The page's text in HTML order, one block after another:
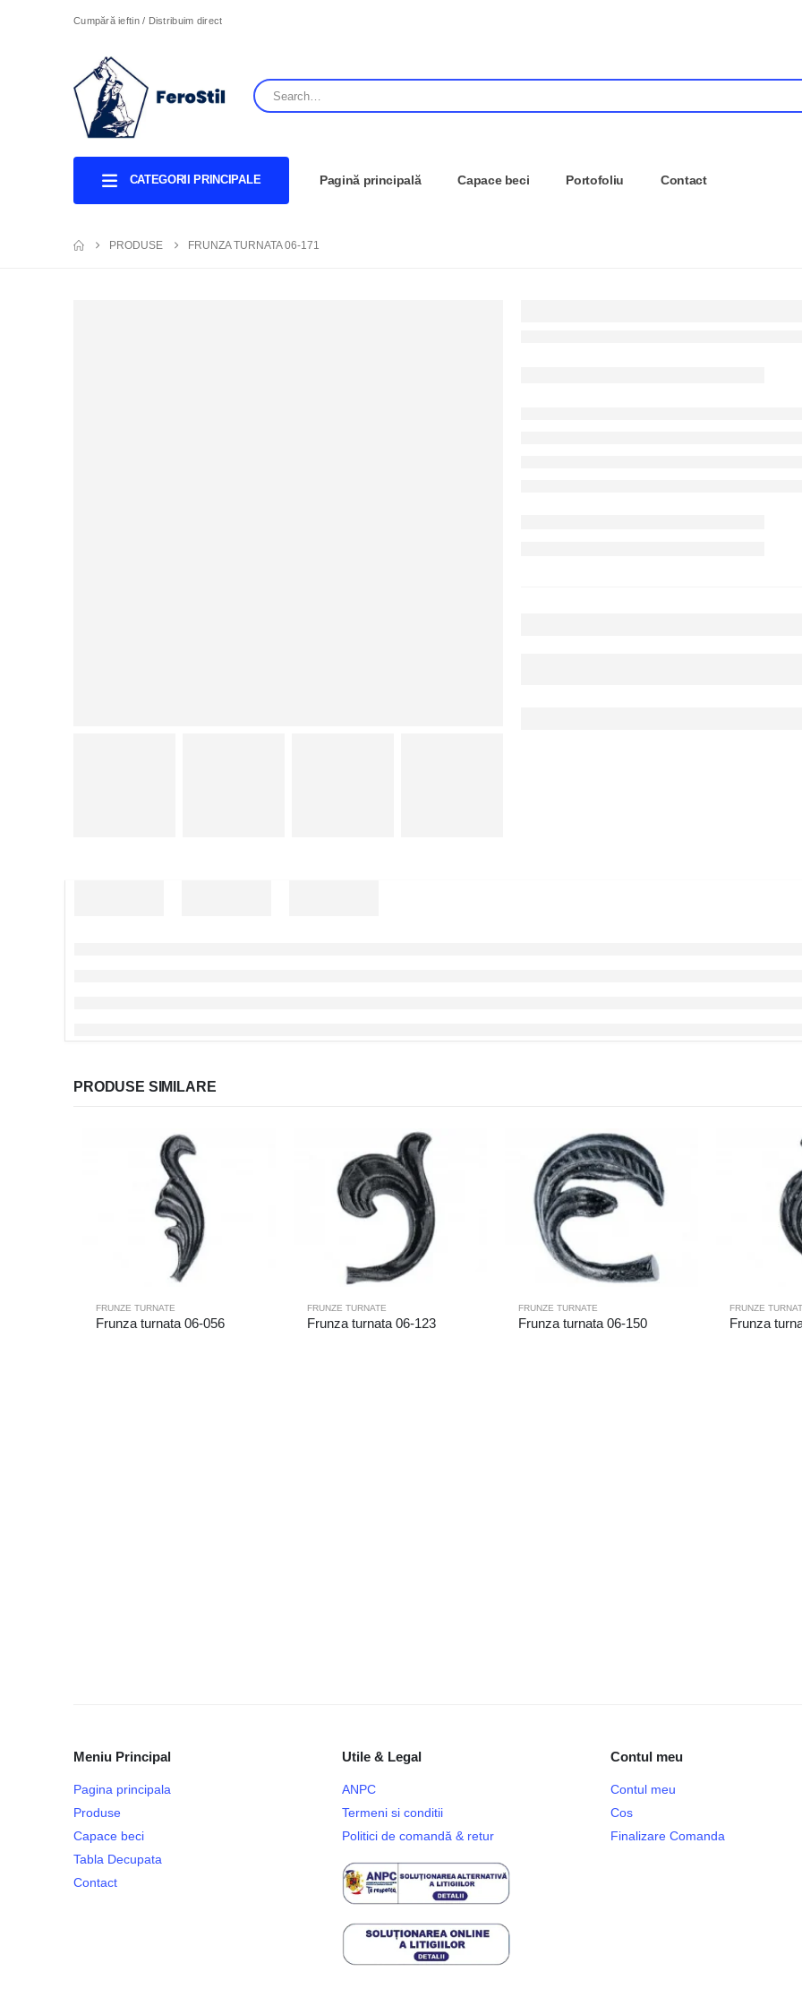
Cumpără ieftin / Distribuim direct
CATEGORII PRINCIPALE Pagină principală Capace beci Portofoliu Contact
PRODUSE FRUNZA TURNATA 06-171
PRODUSE SIMILARE
FRUNZE TURNATE
Frunza turnata 06-056
FRUNZE TURNATE
Frunza turnata 06-123
FRUNZE TURNATE
Frunza turnata 06-150
FRUNZE
Frunza
Meniu Principal
Pagina principala
Produse
Capace beci
Tabla Decupata
Contact
Utile & Legal
ANPC
Termeni si conditii
Politici de comandă & retur
Contul meu
Contul meu
Cos
Finalizare Comanda